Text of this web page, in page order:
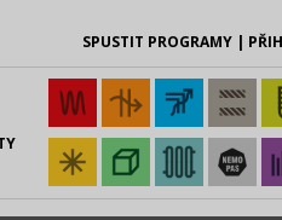
SPUSTIT PROGRAMY |